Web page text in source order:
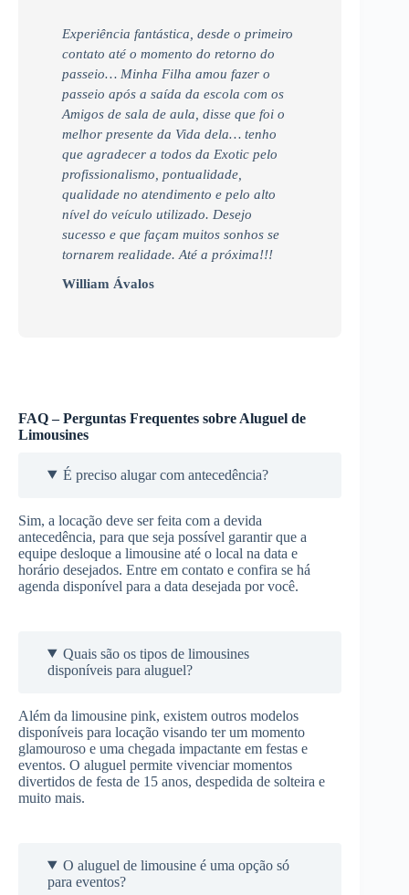
Experiência fantástica, desde o primeiro
contato até o momento do retorno do
passeio… Minha Filha amou fazer o
passeio após a saída da escola com os
Amigos de sala de aula, disse que foi o
melhor presente da Vida dela… tenho
que agradecer a todos da Exotic pelo
profissionalismo, pontualidade,
qualidade no atendimento e pelo alto
nível do veículo utilizado. Desejo
sucesso e que façam muitos sonhos se
tornarem realidade. Até a próxima!!!
William Ávalos
FAQ – Perguntas Frequentes sobre Aluguel de
Limousines
É preciso alugar com antecedência?
Sim, a locação deve ser feita com a devida
antecedência, para que seja possível garantir que a
equipe desloque a limousine até o local na data e
horário desejados. Entre em contato e confira se há
agenda disponível para a data desejada por você.
Quais são os tipos de limousines
disponíveis para aluguel?
Além da limousine pink, existem outros modelos
disponíveis para locação visando ter um momento
glamouroso e uma chegada impactante em festas e
eventos. O aluguel permite vivenciar momentos
divertidos de festa de 15 anos, despedida de solteira e
muito mais.
O aluguel de limousine é uma opção só
para eventos?